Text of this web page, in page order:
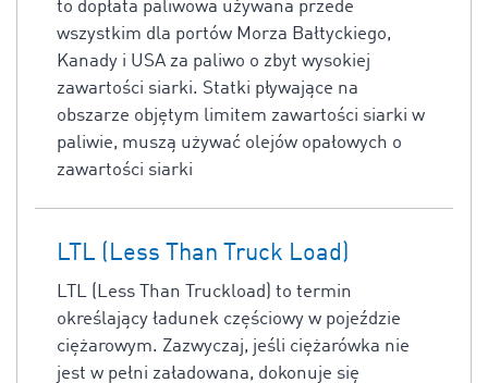
to dopłata paliwowa używana przede
wszystkim dla portów Morza Bałtyckiego,
Kanady i USA za paliwo o zbyt wysokiej
zawartości siarki. Statki pływające na
obszarze objętym limitem zawartości siarki w
paliwie, muszą używać olejów opałowych o
zawartości siarki
LTL (Less Than Truck Load)
LTL (Less Than Truckload) to termin
określający ładunek częściowy w pojeździe
ciężarowym. Zazwyczaj, jeśli ciężarówka nie
jest w pełni załadowana, dokonuje się